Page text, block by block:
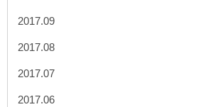
2017.09
2017.08
2017.07
2017.06